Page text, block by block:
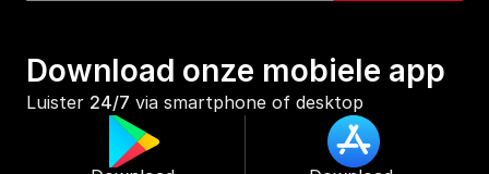
Download onze mobiele app
Luister 24/7 via smartphone of desktop